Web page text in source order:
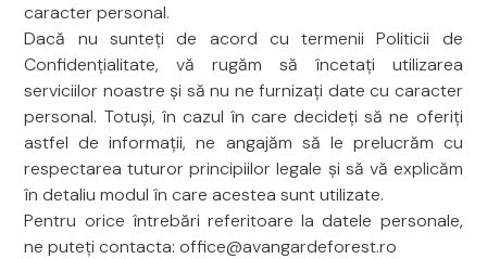
caracter personal.
Dacă nu sunteți de acord cu termenii Politicii de
Confidențialitate, vă rugăm să încetați utilizarea
serviciilor noastre și să nu ne furnizați date cu caracter
personal. Totuși, în cazul în care decideți să ne oferiți
astfel de informații, ne angajăm să le prelucrăm cu
respectarea tuturor principiilor legale și să vă explicăm
în detaliu modul în care acestea sunt utilizate.
Pentru orice întrebări referitoare la datele personale,
ne puteți contacta: office@avangardeforest.ro